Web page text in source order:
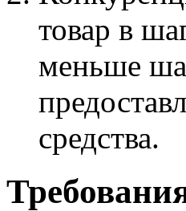
товар в
меньше
средства.